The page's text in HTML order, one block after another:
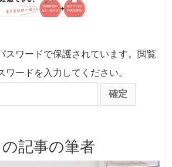
スワードで保護されています。閲覧
ワードを入力してください。
の記事の筆者